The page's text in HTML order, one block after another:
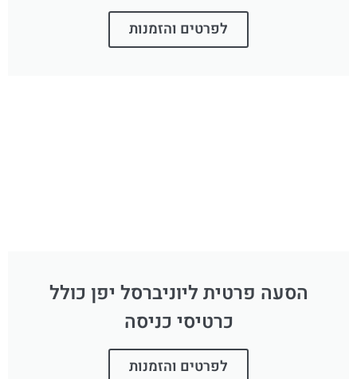
לפרטים והזמנות
הסעה פרטית ליוניברסל יפן כולל
כרטיסי כניסה
לפרטים והזמנות